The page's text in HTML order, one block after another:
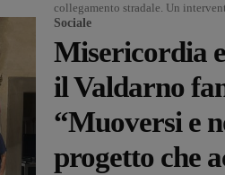
collegamento stradale. Un
Sociale
Misericordia
il Valdarno
“Muoversi e
progetto che